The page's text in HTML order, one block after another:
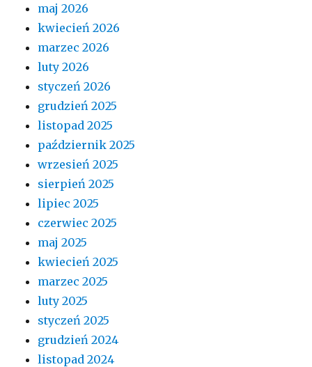
maj 2026
kwiecień 2026
marzec 2026
luty 2026
styczeń 2026
grudzień 2025
listopad 2025
październik 2025
wrzesień 2025
sierpień 2025
lipiec 2025
czerwiec 2025
maj 2025
kwiecień 2025
marzec 2025
luty 2025
styczeń 2025
grudzień 2024
listopad 2024